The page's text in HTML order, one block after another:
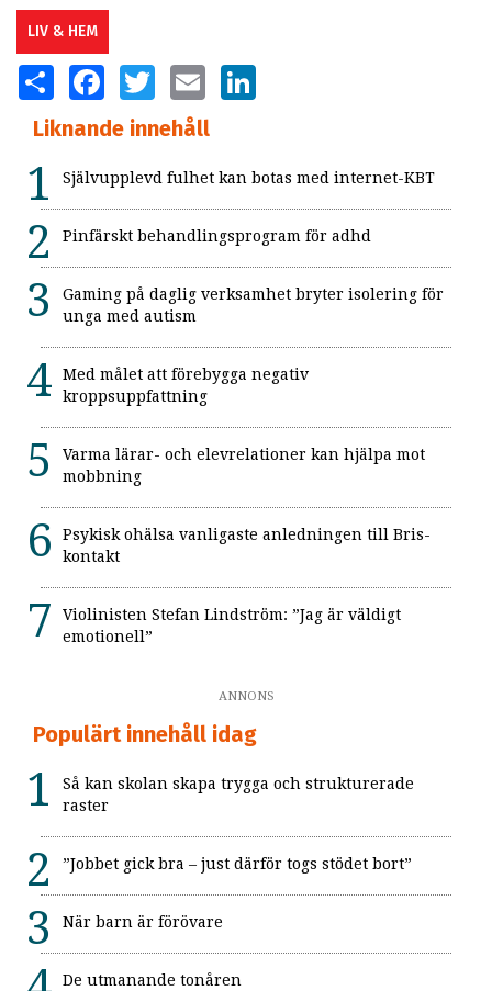
LIV & HEM
SHARE FACEBOOKTWITTER EMAIL
Liknande innehåll
Självupplevd fulhet kan botas med internet-KBT
Pinfärskt behandlingsprogram för adhd
Gaming på daglig verksamhet bryter isolering för
unga med autism
Med målet att förebygga negativ
kroppsuppfattning
Varma lärar- och elevrelationer kan hjälpa mot
mobbning
Psykisk ohälsa vanligaste anledningen till Bris-
kontakt
Violinisten Stefan Lindström: ”Jag är väldigt
emotionell”
ANNONS
Populärt innehåll idag
Så kan skolan skapa trygga och strukturerade
raster
”Jobbet gick bra – just därför togs stödet bort”
När barn är förövare
De utmanande tonåren